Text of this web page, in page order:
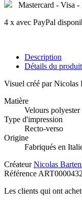
Mastercard - Visa -
4 x avec PayPal
Description
Détails du produit
Visuel créé par
Matière
Velours polyester
Type d'impression
Recto-verso
Origine
Fabriqués en
Créateur Nicolas
Référence
Les clients qui ont